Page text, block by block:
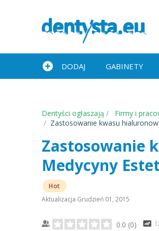
DODAJ GABINETY
Dentyści ogłaszają Firmy i
Zastosowanie kwasu
Zastosowanie
Medycyny
Hot
Aktualizacja Grudzień 01, 2015
0.0 (0)